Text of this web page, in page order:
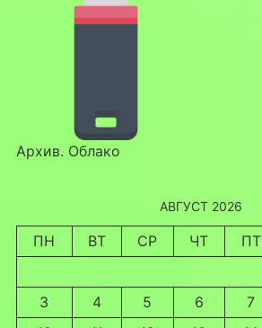
Архив. Облако
АВГУСТ 2026
ПН ВТ СР ЧТ ПТ
3
4 5 6 7